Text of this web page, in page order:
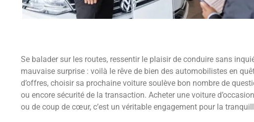
Se balader sur les routes, ressentir le plaisir de conduire sans
mauvaise surprise : voilà le rêve de bien des automobilistes en
d’offres, choisir sa prochaine voiture soulève bon nombre de
ou encore sécurité de la transaction. Acheter une voiture
ou de coup de cœur, c’est un véritable engagement pour la